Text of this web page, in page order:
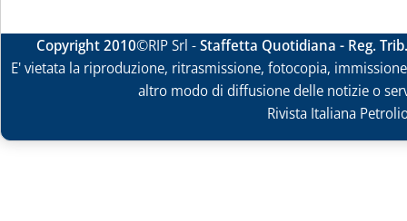
Copyright 2010©RIP Srl -Staffetta Quotidiana - Reg.
E' vietata la riproduzione, ritrasmissione, fotocopia,
altro modo di diffusione delle notizie o
Rivista Italiana